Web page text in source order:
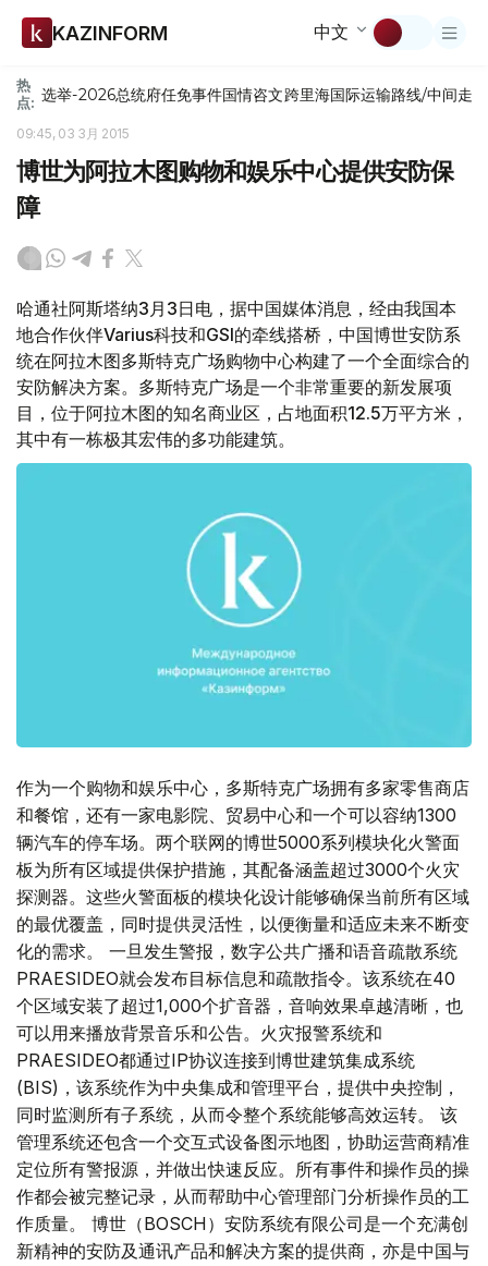
KAZINFORM 中文
热
点: 选举-2026总统府任免事件国情咨文跨里海国际运输路线/中间走廊
09:45, 03 3月 2015
博世为阿拉木图购物和娱乐中心提供安防保
障
哈通社阿斯塔纳3月3日电，据中国媒体消息，经由我国本
地合作伙伴Varius科技和GSI的牵线搭桥，中国博世安防系
统在阿拉木图多斯特克广场购物中心构建了一个全面综合的
安防解决方案。多斯特克广场是一个非常重要的新发展项
目，位于阿拉木图的知名商业区，占地面积12.5万平方米，
其中有一栋极其宏伟的多功能建筑。
作为一个购物和娱乐中心，多斯特克广场拥有多家零售商店
和餐馆，还有一家电影院、贸易中心和一个可以容纳1300
辆汽车的停车场。两个联网的博世5000系列模块化火警面
板为所有区域提供保护措施，其配备涵盖超过3000个火灾
探测器。这些火警面板的模块化设计能够确保当前所有区域
的最优覆盖，同时提供灵活性，以便衡量和适应未来不断变
化的需求。 一旦发生警报，数字公共广播和语音疏散系统
PRAESIDEO就会发布目标信息和疏散指令。该系统在40
个区域安装了超过1,000个扩音器，音响效果卓越清晰，也
可以用来播放背景音乐和公告。火灾报警系统和
PRAESIDEO都通过IP协议连接到博世建筑集成系统
(BIS)，该系统作为中央集成和管理平台，提供中央控制，
同时监测所有子系统，从而令整个系统能够高效运转。 该
管理系统还包含一个交互式设备图示地图，协助运营商精准
定位所有警报源，并做出快速反应。所有事件和操作员的操
作都会被完整记录，从而帮助中心管理部门分析操作员的工
作质量。 博世（BOSCH）安防系统有限公司是一个充满创
新精神的安防及通讯产品和解决方案的提供商，亦是中国与